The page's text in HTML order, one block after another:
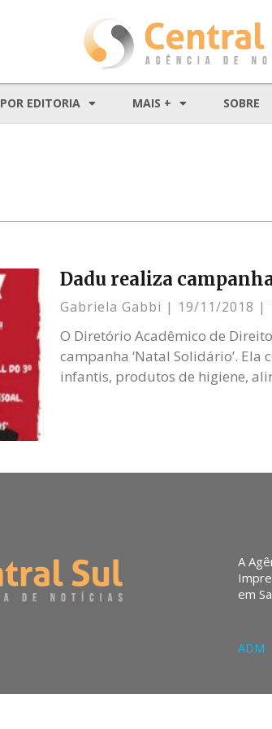
POR EDITORIA MAIS + SOBRE
Dadu realiza
Gabriela Gabbi 19/11/2018
O Diretório Acadêmico de
campanha ‘Natal Solidário’.
infantis, produtos de higiene,
A
em
ADM